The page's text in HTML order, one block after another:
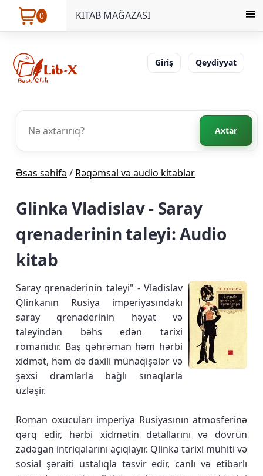
0 KITAB MAĞAZASI
Giriş Qeydiyyat
Axtar
Əsas səhifə/ Rəqəmsal və audio kitablar
Glinka Vladislav - Saray
qrenaderinin taleyi: Audio
kitab
Saray qrenaderinin taleyi" - Vladislav
Qlinkanın Rusiya imperiyasındakı
saray qrenaderinin həyat və
taleyindən bəhs edən tarixi
romanıdır. Baş qəhrəman həm hərbi
xidmət, həm də daxili münaqişələr və
şəxsi dramlarla bağlı sınaqlarla
üzləşir.
Roman oxucuları imperiya Rusiyasının atmosferinə
qərq edir, hərbi xidmətin detallarını və dövrün
zadəgan intriqalarını açıqlayır. Qlinka tarixi mühiti və
sosial şəraiti ustalıqla təsvir edir, canlı və etibarlı